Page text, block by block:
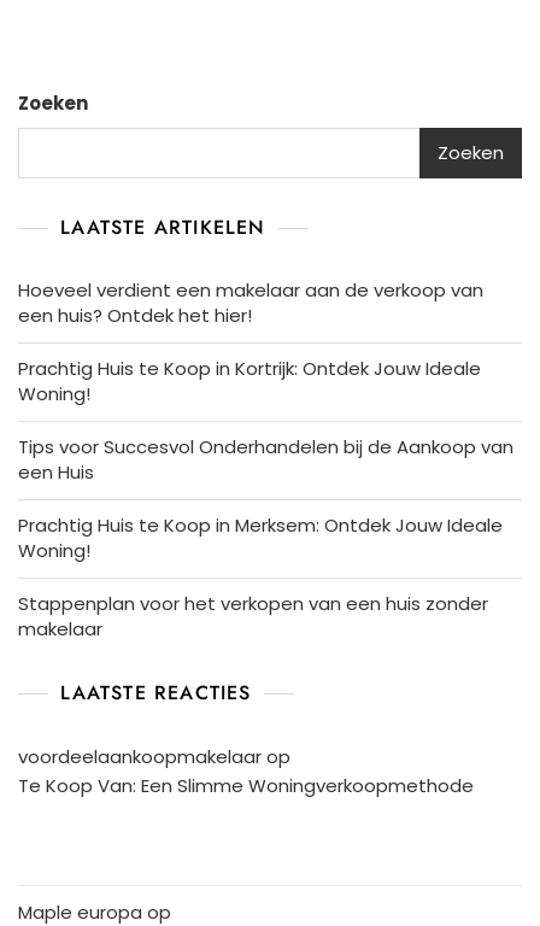
Zoeken
Zoeken
LAATSTE ARTIKELEN
Hoeveel verdient een makelaar aan de verkoop van
een huis? Ontdek het hier!
Prachtig Huis te Koop in Kortrijk: Ontdek Jouw Ideale
Woning!
Tips voor Succesvol Onderhandelen bij de Aankoop van
een Huis
Prachtig Huis te Koop in Merksem: Ontdek Jouw Ideale
Woning!
Stappenplan voor het verkopen van een huis zonder
makelaar
LAATSTE REACTIES
voordeelaankoopmakelaarop
Te Koop Van: Een Slimme Woningverkoopmethode
Maple europa op